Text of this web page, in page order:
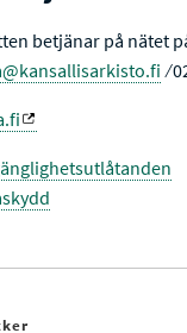
betjänar på nätet
⁄